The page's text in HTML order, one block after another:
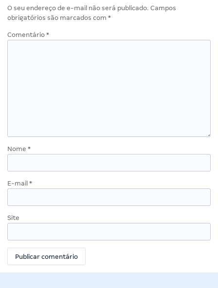
O seu endereço de e-mail não será publicado. Campos
obrigatórios são marcados com *
Comentário *
Nome *
E-mail *
Site